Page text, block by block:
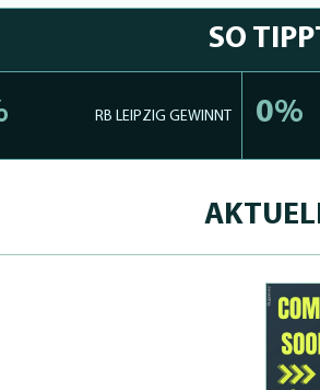
SO
RB LEIPZIG GEWINNT 0%